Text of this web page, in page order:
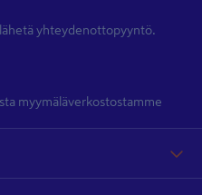
yhteydenottopyyntö.
myymäläverkostostamme